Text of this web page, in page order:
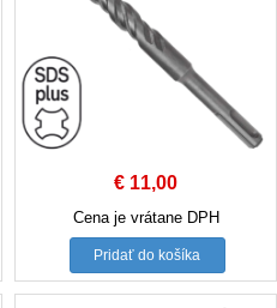
€ 11,00
Cena je vrátane DPH
Pridať do košíka